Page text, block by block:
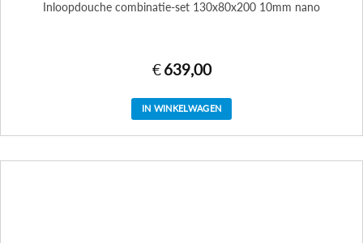
Inloopdouche combinatie-set 130x80x200 10mm nano
€ 639,00
IN WINKELWAGEN